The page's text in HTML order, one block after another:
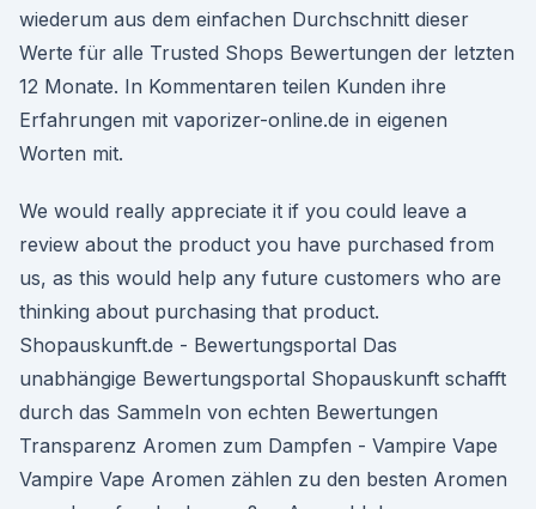
wiederum aus dem einfachen Durchschnitt dieser
Werte für alle Trusted Shops Bewertungen der letzten
12 Monate. In Kommentaren teilen Kunden ihre
Erfahrungen mit vaporizer-online.de in eigenen
Worten mit.
We would really appreciate it if you could leave a
review about the product you have purchased from
us, as this would help any future customers who are
thinking about purchasing that product.
Shopauskunft.de - Bewertungsportal Das
unabhängige Bewertungsportal Shopauskunft schafft
durch das Sammeln von echten Bewertungen
Transparenz Aromen zum Dampfen - Vampire Vape
Vampire Vape Aromen zählen zu den besten Aromen